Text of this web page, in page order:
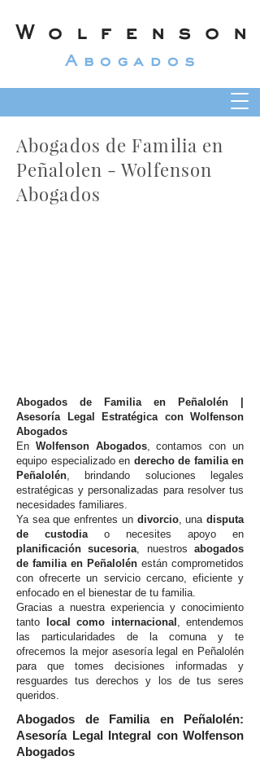
Wolfenson
Abogados
Abogados de Familia en
Peñalolen - Wolfenson
Abogados
Abogados de Familia en Peñalolén |
Asesoría Legal Estratégica con Wolfenson
Abogados
En Wolfenson Abogados, contamos con un
equipo especializado en derecho de familia en
Peñalolén, brindando soluciones legales
estratégicas y personalizadas para resolver tus
necesidades familiares.
Ya sea que enfrentes un divorcio, unadisputa
de custodiao necesites apoyo en
planificación sucesoria, nuestrosabogados
de familia en Peñalolén están comprometidos
con ofrecerte un servicio cercano, eficiente y
enfocado en el bienestar de tu familia.
Gracias a nuestra experiencia y conocimiento
tanto
local como internacional , entendemos
las particularidades de la comuna y te
ofrecemos la mejor asesoría legal en Peñalolén
para que tomes decisiones informadas y
resguardes tus derechos y los de tus seres
queridos.
Abogados de Familia en Peñalolén:
Asesoría Legal Integral con Wolfenson
Abogados